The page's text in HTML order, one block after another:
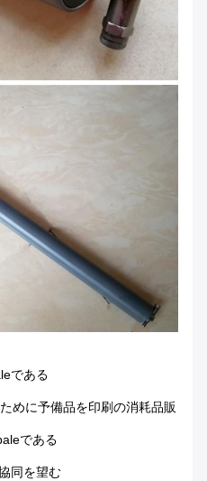
である
めに予備品を印刷の消耗品販
である
同を望む